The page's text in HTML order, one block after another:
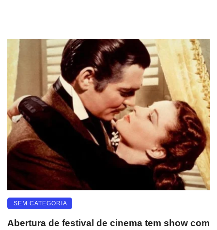
SEM CATEGORIA
Abertura de festival de cinema tem show com